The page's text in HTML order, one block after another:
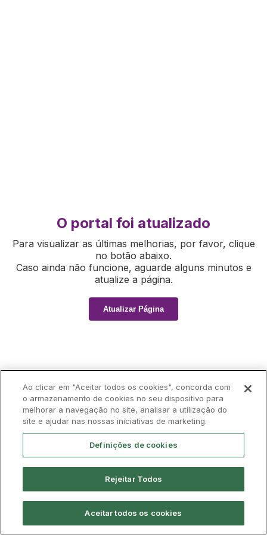
O portal foi atualizado
Para visualizar as últimas melhorias, por favor, clique
no botão abaixo.
Caso ainda não funcione, aguarde alguns minutos e
atualize a página.
Atualizar Página
Ao clicar em "Aceitar todos os cookies", concorda com
o armazenamento de cookies no seu dispositivo para
melhorar a navegação no site, analisar a utilização do
site e ajudar nas nossas iniciativas de marketing.
Definições de cookies
Rejeitar Todos
Aceitar todos os cookies